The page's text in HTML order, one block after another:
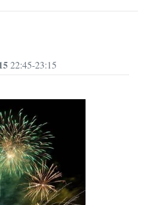
22:45-23:15